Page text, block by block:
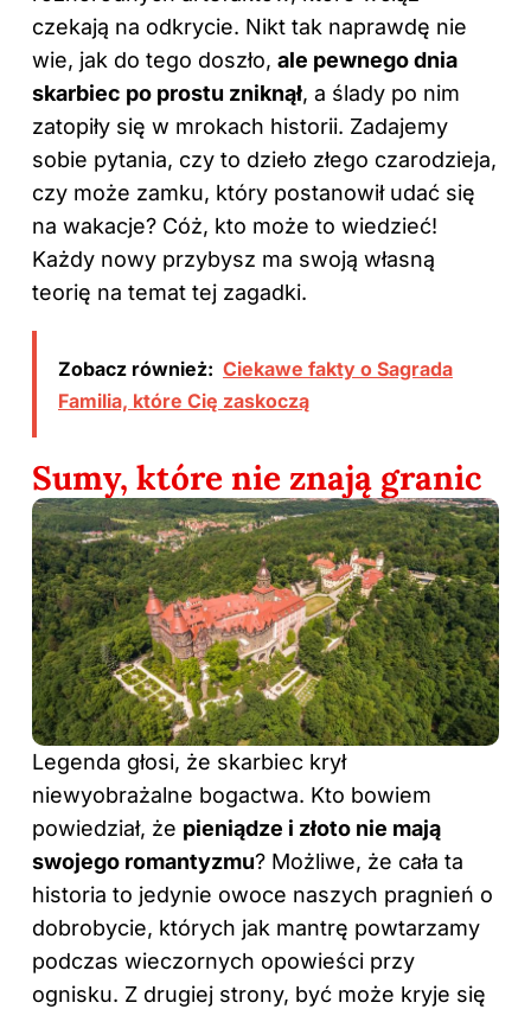
czekają na odkrycie. Nikt tak naprawdę nie
wie, jak do tego doszło, ale pewnego dnia
skarbiec po prostu zniknął, a ślady po nim
zatopiły się w mrokach historii. Zadajemy
sobie pytania, czy to dzieło złego czarodzieja,
czy może zamku, który postanowił udać się
na wakacje? Cóż, kto może to wiedzieć!
Każdy nowy przybysz ma swoją własną
teorię na temat tej zagadki.
Zobacz również: Ciekawe fakty o Sagrada
Familia, które Cię zaskoczą
Sumy, które nie znają granic
Legenda głosi, że skarbiec krył
niewyobrażalne bogactwa. Kto bowiem
powiedział, że pieniądze i złoto nie mają
swojego romantyzmu? Możliwe, że cała ta
historia to jedynie owoce naszych pragnień o
dobrobycie, których jak mantrę powtarzamy
podczas wieczornych opowieści przy
ognisku. Z drugiej strony, być może kryje się